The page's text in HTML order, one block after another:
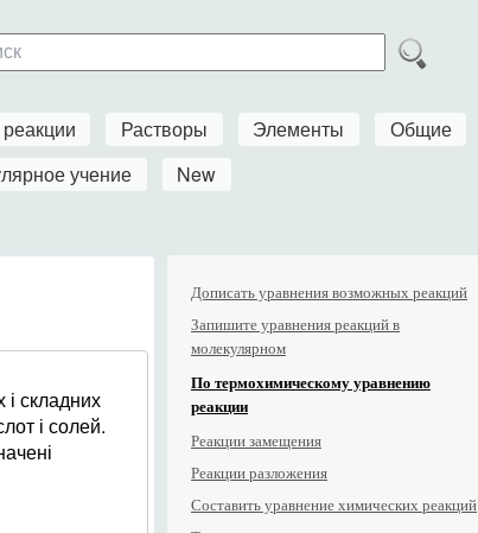
Растворы Элементы
Общие
учение New
складних
і солей.
Дописать уравнения возможных реакций
Запишите уравнения реакций в
молекулярном
По термохимическому уравнению
реакции
Реакции замещения
Реакции разложения
Составить уравнение химических реакций